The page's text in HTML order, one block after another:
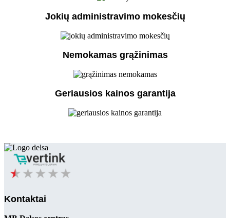
Jokių administravimo mokesčių
Nemokamas grąžinimas
Geriausios kainos garantija
Kontaktai